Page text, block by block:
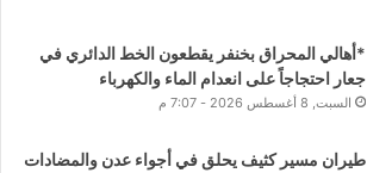
*أهالي المحراق بخنفر يقطعون الخط الدائري في
جعار احتجاجاً على انعدام الماء والكهرباء
السبت, 8 أغسطس 2026 - 7:07 م
طيران مسير كثيف يحلق في أجواء عدن والمضادات